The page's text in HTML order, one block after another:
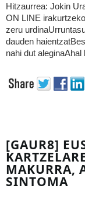
Hitzaurrea: Jokin
ON LINE
zeru
dauden
nahi dut
[GAUR8]
MAKURRA,
SINTOMA